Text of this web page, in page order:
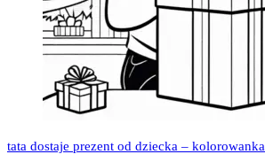
tata dostaje prezent od dziecka – kolorowanka